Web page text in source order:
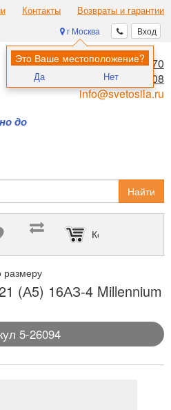
Контакты Возвраты и гарантии
Вход
г Москва
Это Ваше местоположение?
Да Нет
до
8 (495) 970-00-70
8 (800) 700-11-08
info@svetosila.ru
Найти
Корзина пуста
размеру
(А5) 16АЗ-4 Millennium
5-26094